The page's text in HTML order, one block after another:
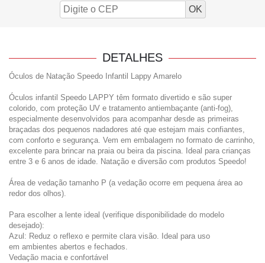
DETALHES
Óculos de Natação Speedo Infantil Lappy Amarelo
Óculos infantil Speedo LAPPY têm formato divertido e são super
colorido, com proteção UV e tratamento antiembaçante (anti-fog),
especialmente desenvolvidos para acompanhar desde as primeiras
braçadas dos pequenos nadadores até que estejam mais confiantes,
com conforto e segurança. Vem em embalagem no formato de carrinho,
excelente para brincar na praia ou beira da piscina. Ideal para crianças
entre 3 e 6 anos de idade. Natação e diversão com produtos Speedo!
Área de vedação tamanho P (a vedação ocorre em pequena área ao
redor dos olhos).
Para escolher a lente ideal (verifique disponibilidade do modelo
desejado):
Azul: Reduz o reflexo e permite clara visão. Ideal para uso
em ambientes abertos e fechados.
Vedação macia e confortável